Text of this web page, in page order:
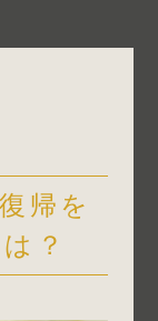
帰を
？